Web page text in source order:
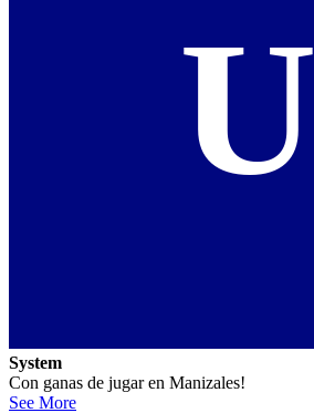
U
System
Con ganas de jugar en Manizales!
See More